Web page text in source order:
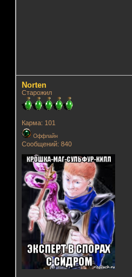
Norten
Старожил
Карма: 101
Оффлайн
Сообщений: 840